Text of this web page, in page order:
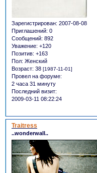
Зарегистрирован: 2007-08-08
Приглашений: 0
Сообщений: 892
Уважение: +120
Позитив: +163
Пол: Женский
Возраст: 38 [1987-11-01]
Провел на форуме:
2 часа 31 минуту
Последний визит:
2009-03-11 08:22:24
Traitress
..wonderwall..